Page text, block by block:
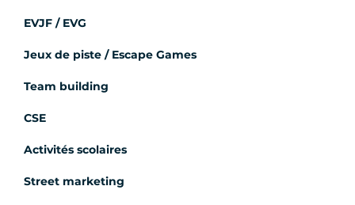
EVJF / EVG
Jeux de piste / Escape Games
Team building
CSE
Activités scolaires
Street marketing